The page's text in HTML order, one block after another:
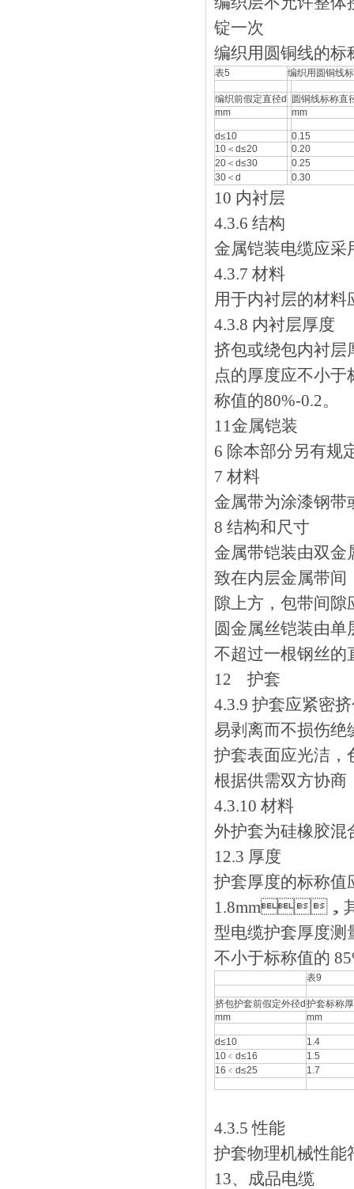
锭一次
编织用圆铜线的标
表5 编织用圆铜线
编织前假定直径d
圆铜线标称直
mm
mm
d≤10
0.15
10＜d≤20
0.20
20＜d≤30
0.25
30＜d
0.30
10 内衬层
4.3.6 结构
金属铠装电缆应采用
4.3.7 材料
用于内衬层的材料
4.3.8 内衬层厚度
挤包或绕包内衬层
点的厚度应不小
称值的80%-0.2。
11金属铠装
6 除本部分另有规定
7 材料
金属带为涂漆钢带
8 结构和尺寸
金属带铠装由双金
致在内层金属带间
隙上方，包带间
圆金属丝铠装由单
不超过一根钢丝的直
12 护套
4.3.9 护套应紧密挤
易剥离而不损伤绝
护套表面应光洁，
根据供需双方协商
4.3.10 材料
外护套为硅橡胶混合
12.3 厚度
护套厚度的标称值
1.8mm，其
型电缆护套厚度测
不小于标称值的
表9
挤包护套前假定外径d 护套标称
mm
mm
d≤10
1.4
10﹤d≤16
1.5
16﹤d≤25
1.7
4.3.5 性能
护套物理机械性能符
13、成品电缆